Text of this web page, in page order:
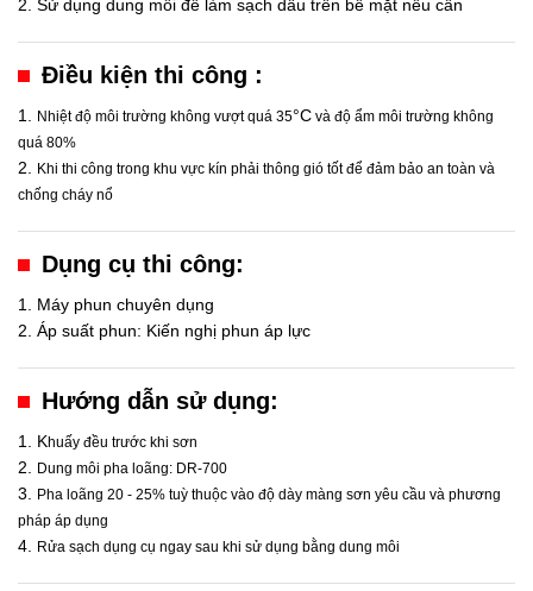
2. Sử dụng dung môi để làm sạch dầu trên bề mặt nếu cần
Điều kiện thi công :
1. Nhiệt độ môi trường không vượt quá 35°C và độ ẩm môi trường không
quá 80%
2.
Khi thi công trong khu vực kín phải thông gió tốt để đảm bảo an toàn và
chống cháy nổ
Dụng cụ thi công:
1. Máy phun chuyên dụng
2. Áp suất phun: Kiến nghị phun áp lực
Hướng dẫn sử dụng:
1. Khuấy đều trước khi sơn
2. Dung môi pha loãng: DR-700
3.
Pha loãng 20 - 25% tuỳ thuộc vào độ dày màng sơn yêu cầu và phương
pháp áp dụng
4. Rửa sạch dụng cụ ngay sau khi sử dụng bằng dung môi